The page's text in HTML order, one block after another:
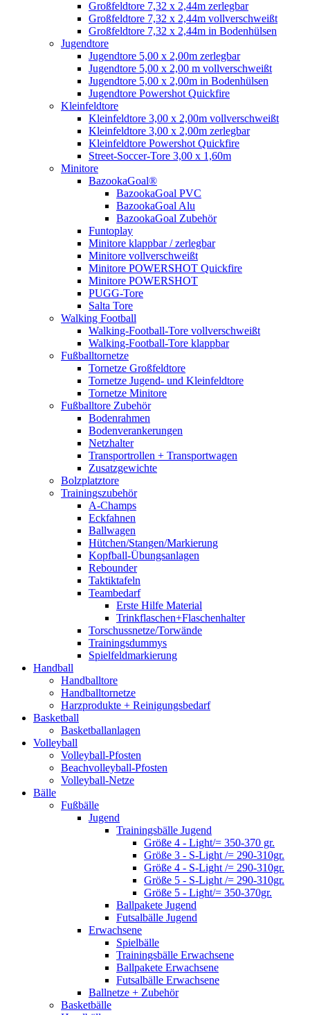
Großfeldtore 7,32 x 2,44m zerlegbar
Großfeldtore 7,32 x 2,44m vollverschweißt
Großfeldtore 7,32 x 2,44m in Bodenhülsen
Jugendtore
Jugendtore 5,00 x 2,00m zerlegbar
Jugendtore 5,00 x 2,00 m vollverschweißt
Jugendtore 5,00 x 2,00m in Bodenhülsen
Jugendtore Powershot Quickfire
Kleinfeldtore
Kleinfeldtore 3,00 x 2,00m vollverschweißt
Kleinfeldtore 3,00 x 2,00m zerlegbar
Kleinfeldtore Powershot Quickfire
Street-Soccer-Tore 3,00 x 1,60m
Minitore
BazookaGoal®
BazookaGoal PVC
BazookaGoal Alu
BazookaGoal Zubehör
Funtoplay
Minitore klappbar / zerlegbar
Minitore vollverschweißt
Minitore POWERSHOT Quickfire
Minitore POWERSHOT
PUGG-Tore
Salta Tore
Walking Football
Walking-Football-Tore vollverschweißt
Walking-Football-Tore klappbar
Fußballtornetze
Tornetze Großfeldtore
Tornetze Jugend- und Kleinfeldtore
Tornetze Minitore
Fußballtore Zubehör
Bodenrahmen
Bodenverankerungen
Netzhalter
Transportrollen + Transportwagen
Zusatzgewichte
Bolzplatztore
Trainingszubehör
A-Champs
Eckfahnen
Ballwagen
Hütchen/Stangen/Markierung
Kopfball-Übungsanlagen
Rebounder
Taktiktafeln
Teambedarf
Erste Hilfe Material
Trinkflaschen+Flaschenhalter
Torschussnetze/Torwände
Trainingsdummys
Spielfeldmarkierung
Handball
Handballtore
Handballtornetze
Harzprodukte + Reinigungsbedarf
Basketball
Basketballanlagen
Volleyball
Volleyball-Pfosten
Beachvolleyball-Pfosten
Volleyball-Netze
Bälle
Fußbälle
Jugend
Trainingsbälle Jugend
Größe 4 - Light/= 350-370 gr.
Größe 3 - S-Light /= 290-310gr.
Größe 4 - S-Light /= 290-310gr.
Größe 5 - S-Light /= 290-310gr.
Größe 5 - Light/= 350-370gr.
Ballpakete Jugend
Futsalbälle Jugend
Erwachsene
Spielbälle
Trainingsbälle Erwachsene
Ballpakete Erwachsene
Futsalbälle Erwachsene
Ballnetze + Zubehör
Basketbälle